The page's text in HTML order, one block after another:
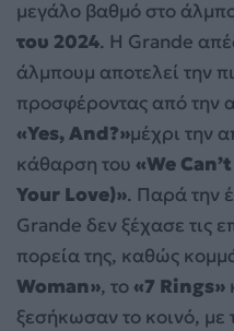
μεγάλο βαθμό στο
του 2024. Η Grande
άλμπουμ αποτελεί την
προσφέροντας από την
«Yes, And?»μέχρι την
κάθαρση του «We
Your Love)». Παρά την
Grande δεν ξέχασε τις
πορεία της, καθώς
Woman», το«7 Rings»
ξεσήκωσαν το κοινό, με